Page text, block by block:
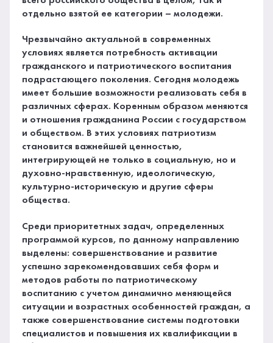
отдельно взятой ее категории – молодежи.
Чрезвычайно актуальной в современных
условиях является потребность активации
гражданского и патриотического воспитания
подрастающего поколения. Сегодня молодежь
имеет большие возможности реализовать себя в
различных сферах. Коренным образом меняются
и отношения гражданина России с государством
и обществом. В этих условиях патриотизм
становится важнейшей ценностью,
интегрирующей не только в социальную, но и
духовно-нравственную, идеологическую,
культурно-историческую и другие сферы
общества.
Среди приоритетных задач, определенных
программой курсов, по данному направлению
выделены: совершенствование и развитие
успешно зарекомендовавших себя форм и
методов работы по патриотическому
воспитанию с учетом динамично меняющейся
ситуации и возрастных особенностей граждан, а
также совершенствование системы подготовки
специалистов и повышения их квалификации в